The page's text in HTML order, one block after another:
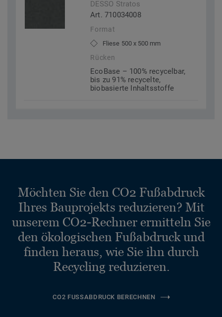
DESSO Stratos
Art. 710034008
Format
Fliese 500 x 500 mm
Rücken
EcoBase – 100% recycelbar,
bis zu 91% recycelte,
biobasierte Inhaltsstoffe
Möchten Sie den CO2 Fußabdruck
Ihres Bauprojekts reduzieren? Mit
unserem CO2-Rechner ermitteln Sie
den ökologischen Fußabdruck und
finden heraus, wie Sie ihn durch
Recycling reduzieren.
CO2 FUSSABDRUCK BERECHNEN